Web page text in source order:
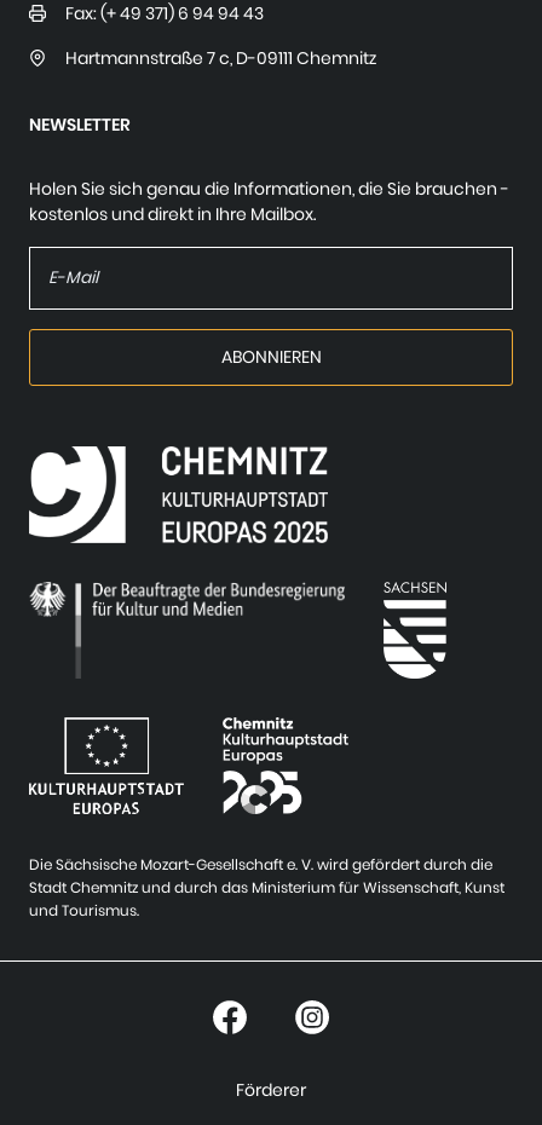
Fax: (+ 49 371) 6 94 94 43
Hartmannstraße 7 c, D-09111 Chemnitz
NEWSLETTER
Holen Sie sich genau die Informationen, die Sie brauchen -
kostenlos und direkt in Ihre Mailbox.
Die Sächsische Mozart-Gesellschaft e. V. wird gefördert durch die
Stadt Chemnitz und durch das Ministerium für Wissenschaft, Kunst
und Tourismus.
Förderer